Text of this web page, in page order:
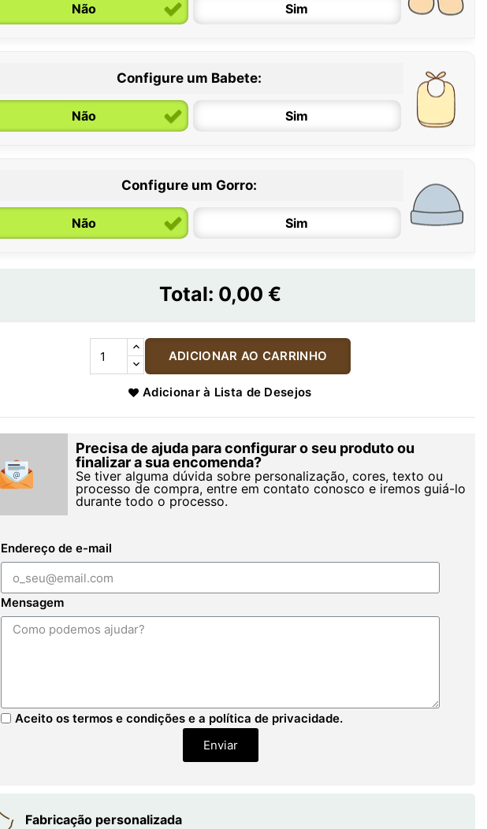
Não Sim
Configure um Babete:
Não Sim
Configure um Gorro:
Não Sim
Total: 0,00 €
ADICIONAR AO CARRINHO
Adicionar à Lista de Desejos
Precisa de ajuda para configurar o seu produto ou
finalizar a sua encomenda?
Se tiver alguma dúvida sobre personalização, cores, texto ou
processo de compra, entre em contato conosco e iremos guiá-lo
durante todo o processo.
Endereço de e-mail
Mensagem
Aceito os termos e condições e a política de privacidade.
Enviar
Fabricação personalizada